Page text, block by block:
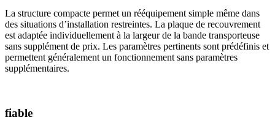
La structure compacte permet un rééquipement simple même dans
des situations d’installation restreintes. La plaque de recouvrement
est adaptée individuellement à la largeur de la bande transporteuse
sans supplément de prix. Les paramètres pertinents sont prédéfinis et
permettent généralement un fonctionnement sans paramètres
supplémentaires.
fiable